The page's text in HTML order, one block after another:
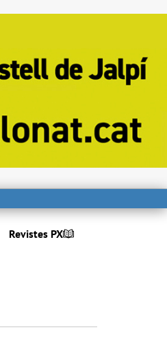
Revistes PX